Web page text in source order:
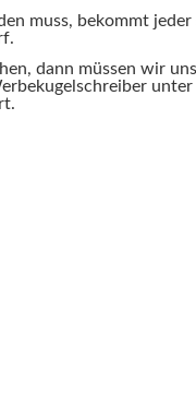
muss, bekommt jeder
dann müssen wir